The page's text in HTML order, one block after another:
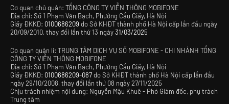
Cơ quan chủ quản: TỔNG CÔNG TY VIỄN THÔNG MOBIFONE
Địa chỉ: Số 1 Phạm Văn Bạch, Phường Cầu Giấy, Hà Nội
Giấy ĐKKD: 0100686209 do Sở KHĐT thành phố Hà Nội cấp lần đầu ngày
20/09/2010, thay đổi lần thứ 13 ngày31/03/2025
Cơ quan quản lí: TRUNG TÂM DỊCH VỤ SỐ MOBIFONE - CHI NHÁNH TỔNG
CÔNG TY VIỄN THÔNG MOBIFONE
Địa chỉ: Số 1 Phạm Văn Bạch, Phường Cầu Giấy, Hà Nội
Giấy ĐKKD: 0100686209-087do Sở KHĐT thành phố Hà Nội cấp lần đầu
ngày 29/10/2008, thay đổi lần thứ 08 ngày 27/11/2025
Chịu trách nhiệm nội dung: Nguyễn Mậu Khuê - Phó Giám đốc, phụ trách
Trung tâm